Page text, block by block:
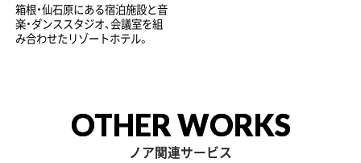
箱根・仙石原にある宿泊施設と音
楽・ダンススタジオ、会議室を組
み合わせたリゾートホテル。
OTHER WORKS
ノア関連サービス